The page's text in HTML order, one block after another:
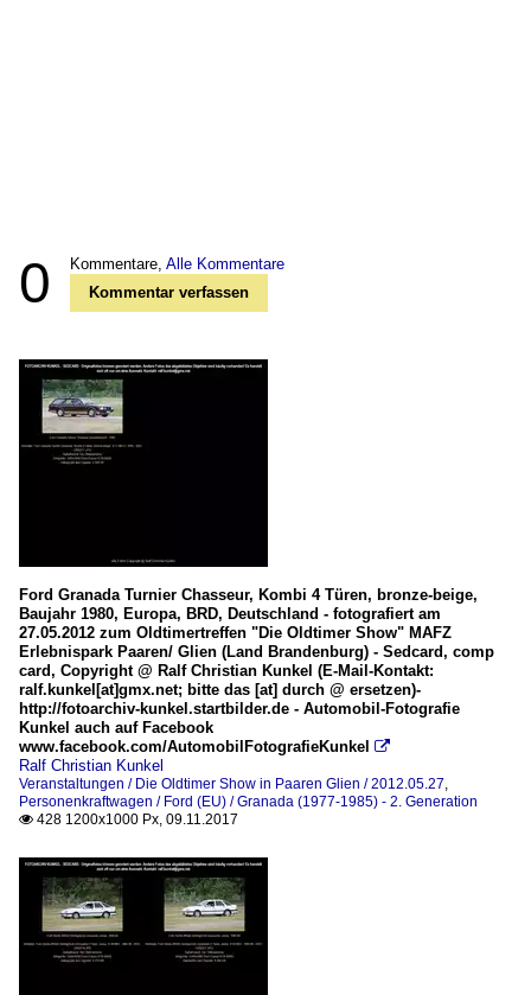
0 Kommentare, Alle Kommentare
Kommentar verfassen
Ford Granada Turnier Chasseur, Kombi 4 Türen, bronze-beige,
Baujahr 1980, Europa, BRD, Deutschland - fotografiert am
27.05.2012 zum Oldtimertreffen "Die Oldtimer Show" MAFZ
Erlebnispark Paaren/ Glien (Land Brandenburg) - Sedcard, comp
card, Copyright @ Ralf Christian Kunkel (E-Mail-Kontakt:
ralf.kunkel[at]gmx.net; bitte das [at] durch @ ersetzen)-
http://fotoarchiv-kunkel.startbilder.de - Automobil-Fotografie
Kunkel auch auf Facebook
www.facebook.com/AutomobilFotografieKunkel

Ralf Christian Kunkel
Veranstaltungen / Die Oldtimer Show in Paaren Glien / 2012.05.27,
Personenkraftwagen / Ford (EU) / Granada (1977-1985) - 2. Generation
 428 1200x1000 Px, 09.11.2017